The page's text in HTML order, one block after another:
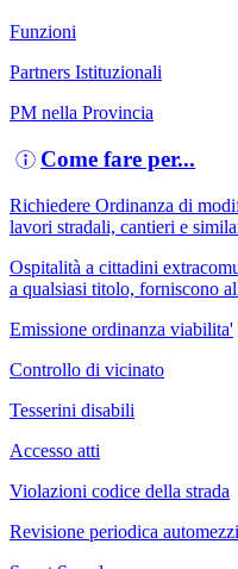
Funzioni
Partners Istituzionali
PM nella Provincia
Come fare per...
Richiedere Ordinanza di
lavori stradali, cantieri e
Ospitalità a cittadini
a qualsiasi titolo, forniscono
Emissione ordinanza viabilita'
Controllo di vicinato
Tesserini disabili
Accesso atti
Violazioni codice della strada
Revisione periodica automezzi